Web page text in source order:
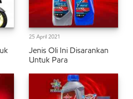
25 April 2021
Jenis Oli Ini Disarankan
Untuk Para